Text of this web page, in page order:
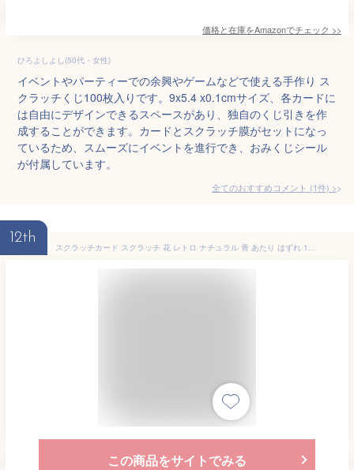
価格と在庫をAmazonでチェック >>
ひろよしよし(50代・女性)
イベントやパーティーでの余興やゲームなどで使える手作り ス
クラッチくじ100枚入りです。9x5.4 x0.1cmサイズ、各カードに
は自由にデザインできるスペースがあり、独自のくじ引きを作
成することができます。カードとスクラッチ膜がセットになっ
ているため、スムーズにイベントを進行でき、おみくじシール
が付属しています。
全てのおすすめコメント (1件) >
12th
スクラッチカード スクラッチ 花 レトロ ナチュラル 青 あたり はずれ 1等 2等 3等 4等 5等 A賞 B賞 C賞 10円引き 50円引き 100円引き 300円引き 選べる カスタム 販促 販促品 お店 企画 キャンペーン セール パーティー くじ くじ引き あたりくじ 抽選 100枚
この商品をサイトでみる